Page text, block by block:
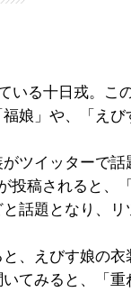
いる十日戎。こ
娘」や、「えび
ツイッターで話
投稿されると、
話題となり、
、えびす娘の衣
てみると、「